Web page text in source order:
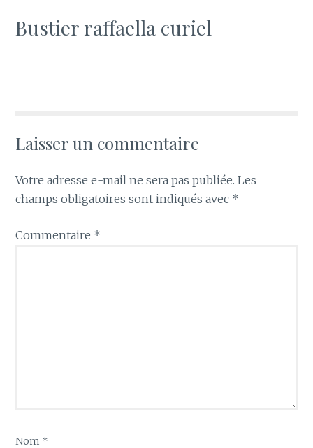
Bustier raffaella curiel
Laisser un commentaire
Votre adresse e-mail ne sera pas publiée. Les
champs obligatoires sont indiqués avec *
Commentaire *
Nom *